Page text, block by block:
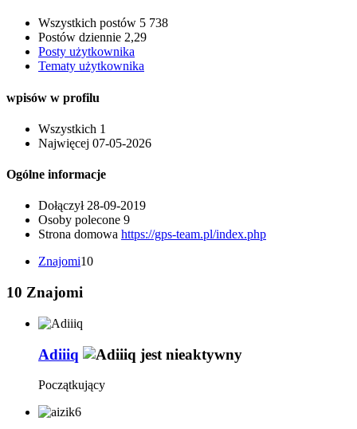
Wszystkich postów 5 738
Postów dziennie 2,29
Posty użytkownika
Tematy użytkownika
wpisów w profilu
Wszystkich 1
Najwięcej 07-05-2026
Ogólne informacje
Dołączył 28-09-2019
Osoby polecone 9
Strona domowa https://gps-team.pl/index.php
Znajomi10
10 Znajomi
Adiiiq
Początkujący